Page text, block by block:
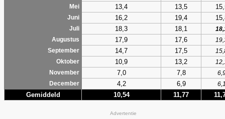
Mei 13,4 13,5
Juni 16,2 19,4
Juli 18,3 18,1
Augustus
17,9 17,6
September
14,7 17,5
Oktober
10,9 13,2
November
7,0 7,8
December
4,2 6,9
Gemiddeld 10,54 11,77
Advertentie